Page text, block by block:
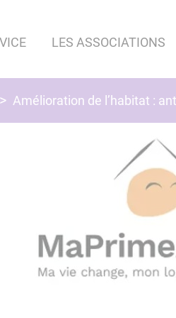
LES ASSOCIATIONS
Amélioration de l’habitat :